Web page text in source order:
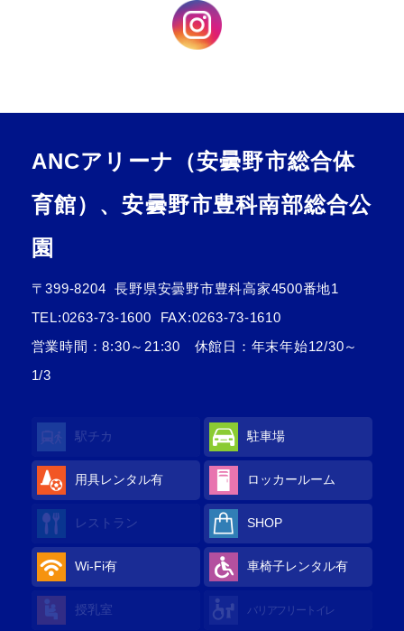
ANCアリーナ（安曇野市総合体
育館）、安曇野市豊科南部総合公
園
〒399-8204
長野県安曇野市豊科高家4500番地1
TEL:0263-73-1600
FAX:0263-73-1610
営業時間：8:30～21:30 休館日：年末年始12/30～
1/3
駅チカ 駐車場
用具レンタル有 ロッカールーム
レストラン SHOP
Wi-Fi有 車椅子レンタル有
授乳室 バリアフリートイレ